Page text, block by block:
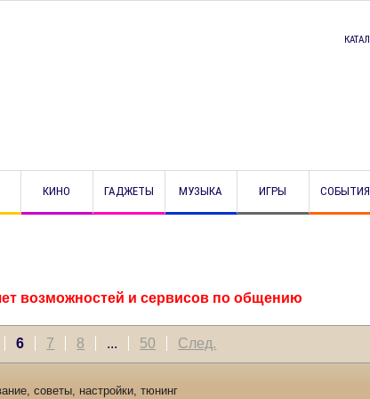
КИНО ГАДЖЕТЫ МУЗЫКА ИГРЫ СОБЫТИЯ
возможностей и сервисов по общению
6 7 8 ... 50 След.
советы, настройки, тюнинг